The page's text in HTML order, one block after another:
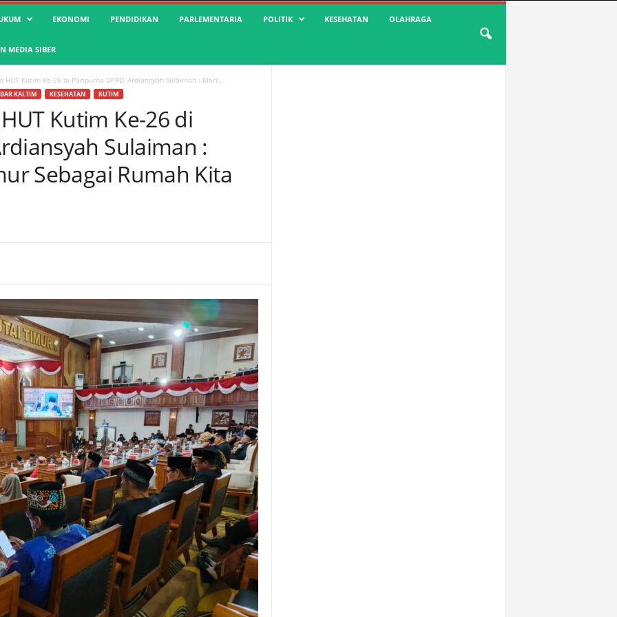
EKONOMI PENDIDIKAN PARLEMENTARIA POLITIK KESEHATAN OLAHRAGA
MEDIA SIBER
HUT Kutim Ke-26 di Paripurna DPRD, Ardiansyah Sulaiman : Mari...
KALTIM KESEHATAN KUTIM
Kutim Ke-26 di
Sulaiman :
Sebagai Rumah Kita